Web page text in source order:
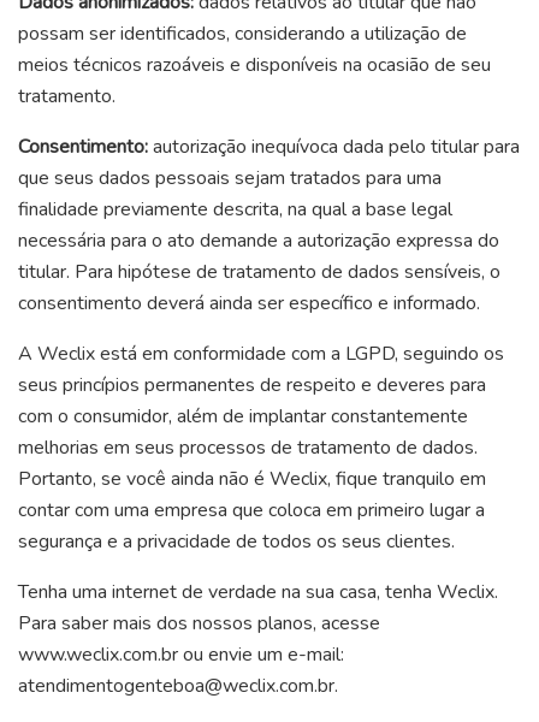
possam seridentificados, considerando a utilização de
meios técnicos razoáveis e disponíveis na ocasião de seu
tratamento.
Consentimento:autorização inequívoca dada pelo titular para
que seus dados pessoais sejam tratados para uma
finalidade previamente descrita, na qual a base legal
necessária para o ato demande a autorização expressa do
titular. Para hipótese de tratamento de dados sensíveis, o
consentimento deverá ainda ser específico e informado.
A Weclix está em conformidade com a LGPD, seguindo os
seus princípios permanentes de respeito e deveres para
com o consumidor, além de implantar constantemente
melhorias em seus processos de tratamento de dados.
Portanto, se você ainda não é Weclix, fique tranquilo em
contar com uma empresa que coloca em primeiro lugar a
segurança e a privacidade de todos os seus clientes.
Tenha uma internet de verdade na sua casa, tenha Weclix.
Para saber mais dos nossos planos, acesse
www.weclix.com.br ou envie um e-mail:
atendimentogenteboa@weclix.com.br.